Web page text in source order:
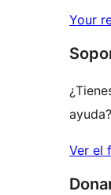
star
Your
ayuda?
Ver el